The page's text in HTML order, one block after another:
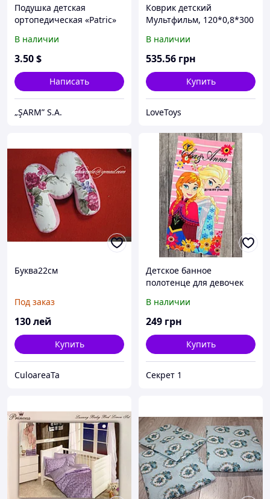
Подушка детская
ортопедическая «Patric»
В наличии
3.50$
Написать
„ŞARM” S.A.
Коврик детский
Мультфильм, 120*0,8*300
В наличии
535.56 грн
Купить
LoveToys
Буква22см
Под заказ
130лей
Купить
CuloareaTa
Детское банное
полотенце для девочек
В наличии
249 грн
Купить
Секрет 1